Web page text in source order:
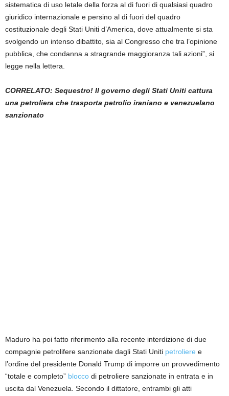
sistematica di uso letale della forza al di fuori di qualsiasi quadro
giuridico internazionale e persino al di fuori del quadro
costituzionale degli Stati Uniti d’America, dove attualmente si sta
svolgendo un intenso dibattito, sia al Congresso che tra l’opinione
pubblica, che condanna a stragrande maggioranza tali azioni”, si
legge nella lettera.
CORRELATO: Sequestro! Il governo degli Stati Uniti cattura
una petroliera che trasporta petrolio iraniano e venezuelano
sanzionato
Maduro ha poi fatto riferimento alla recente interdizione di due
compagnie petrolifere sanzionate dagli Stati Uniti petroliere e
l’ordine del presidente Donald Trump di imporre un provvedimento
“totale e completo” blocco di petroliere sanzionate in entrata e in
uscita dal Venezuela. Secondo il dittatore, entrambi gli atti